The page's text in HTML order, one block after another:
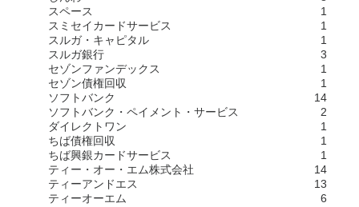
スペース
1
スミセイカードサービス
1
スルガ・キャピタル
1
スルガ銀行
3
セゾンファンデックス
1
セゾン債権回収
1
ソフトバンク
14
ソフトバンク・ペイメント・サービス
2
ダイレクトワン
1
ちば債権回収
1
ちば興銀カードサービス
1
ティー・オー・エム株式会社
14
ティーアンドエス
13
ティーオーエム
6